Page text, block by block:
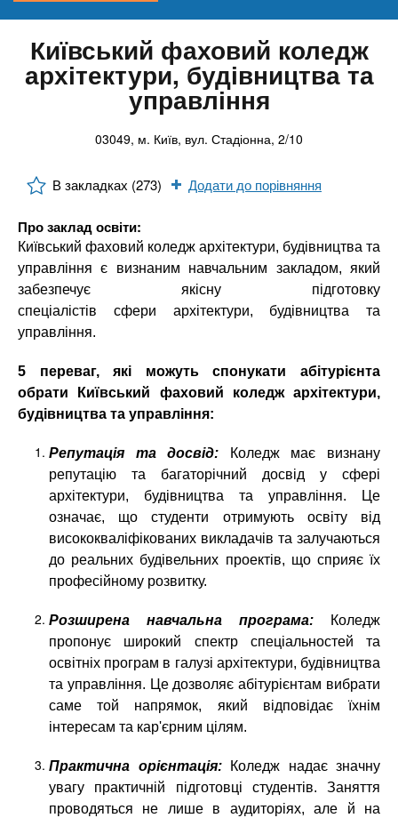
р
n
n
o
Онлайн курси
За кордоном
Київський фаховий коледж
архітектури, будівництва та
управління
03049, м. Київ, вул. Стадіонна, 2/10
В закладках (273) Додати до порівняння
Про заклад освіти:
Київський фаховий коледж архітектури, будівництва та
управління є визнаним навчальним закладом, який
забезпечує якісну підготовку
спеціалістів сфери архітектури, будівництва та
управління.
5 переваг, які можуть спонукати абітурієнта
обрати Київський фаховий коледж архітектури,
будівництва та управління:
Репутація та досвід:
Коледж має визнану
репутацію та багаторічний досвід у сфері
архітектури, будівництва та управління. Це
означає, що студенти отримують освіту від
висококваліфікованих викладачів та залучаються
до реальних будівельних проектів, що сприяє їх
професійному розвитку.
Розширена навчальна програма: Коледж
пропонує широкий спектр спеціальностей та
освітніх програм в галузі архітектури, будівництва
та управління. Це дозволяє абітурієнтам вибрати
саме той напрямок, який відповідає їхнім
інтересам та кар'єрним цілям.
Практична орієнтація:Коледж надає значну
увагу практичній підготовці студентів. Заняття
проводяться не лише в аудиторіях, але й на